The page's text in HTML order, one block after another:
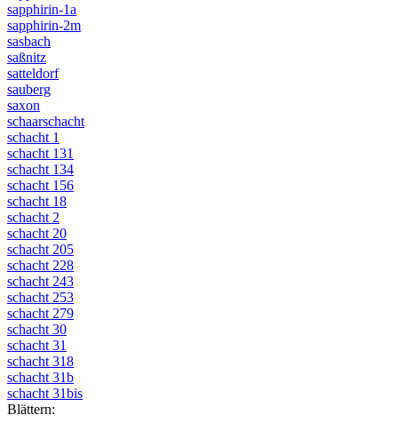
sapphirin-1a
sapphirin-2m
sasbach
saßnitz
satteldorf
sauberg
saxon
schaarschacht
schacht 1
schacht 131
schacht 134
schacht 156
schacht 18
schacht 2
schacht 20
schacht 205
schacht 228
schacht 243
schacht 253
schacht 279
schacht 30
schacht 31
schacht 318
schacht 31b
schacht 31bis
Blättern: